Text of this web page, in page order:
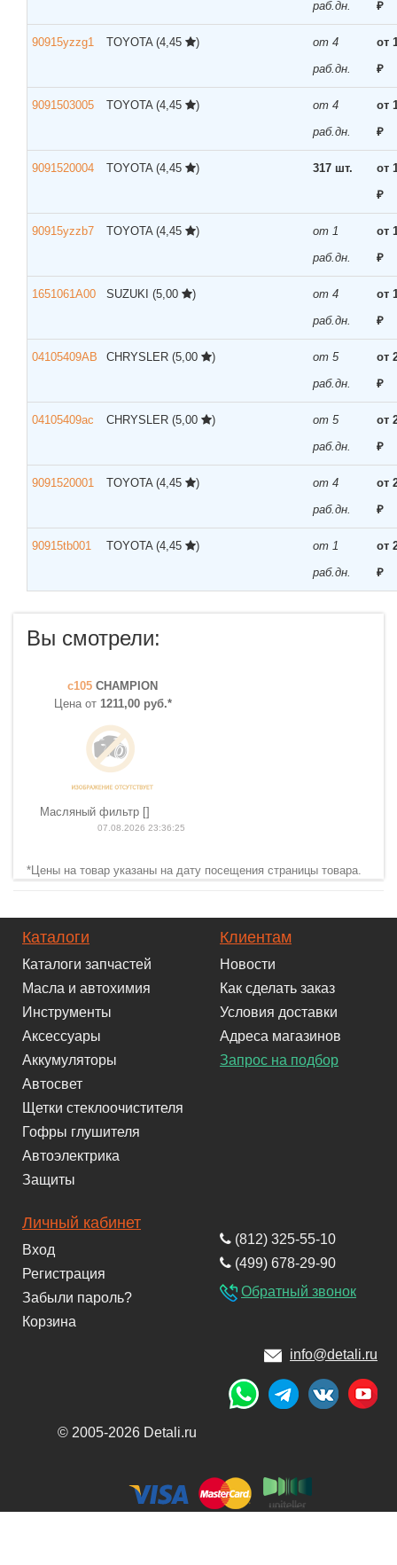
раб.дн.
₽
90915yzzg1 TOYOTA (4,45 )
от 4
раб.дн.
от
₽
9091503005 TOYOTA (4,45 )
от 4
раб.дн.
от
₽
9091520004 TOYOTA (4,45 ) 317 шт.
от
₽
90915yzzb7 TOYOTA (4,45 )
от 1
раб.дн.
от
₽
1651061A00 SUZUKI (5,00 )
от 4
раб.дн.
от
₽
04105409AB CHRYSLER (5,00 )
от 5
раб.дн.
от
₽
04105409ac CHRYSLER (5,00 )
от 5
раб.дн.
от
₽
9091520001 TOYOTA (4,45 )
от 4
раб.дн.
от
₽
90915tb001 TOYOTA (4,45 )
от 1
раб.дн.
от
₽
Вы смотрели:
c105 CHAMPION
Цена от 1211,00 руб.*
Масляный фильтр []
07.08.2026 23:36:25
*Цены на товар указаны на дату посещения страницы товара.
Каталоги
Каталоги запчастей
Масла и автохимия
Инструменты
Аксессуары
Аккумуляторы
Автосвет
Щетки стеклоочистителя
Гофры глушителя
Автоэлектрика
Защиты
Клиентам
Новости
Как сделать заказ
Условия доставки
Адреса магазинов
Запрос на подбор
Личный кабинет
Вход
Регистрация
Забыли пароль?
Корзина
(812) 325-55-10
(499) 678-29-90
Обратный звонок
info@detali.ru
© 2005-2026 Detali.ru